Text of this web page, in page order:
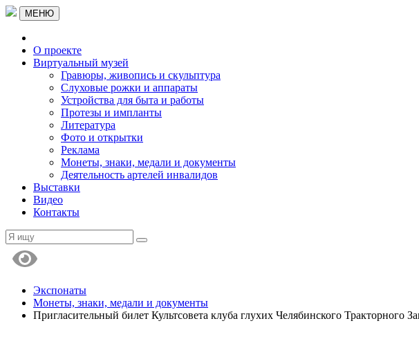
МЕНЮ
О проекте
Виртуальный музей
Гравюры, живопись и скульптура
Слуховые рожки и аппараты
Устройства для быта и работы
Протезы и импланты
Литература
Фото и открытки
Реклама
Монеты, знаки, медали и документы
Деятельность артелей инвалидов
Выставки
Видео
Контакты
Экспонаты
Монеты, знаки, медали и документы
Пригласительный билет Культсовета клуба глухих Челябинского Тракторного